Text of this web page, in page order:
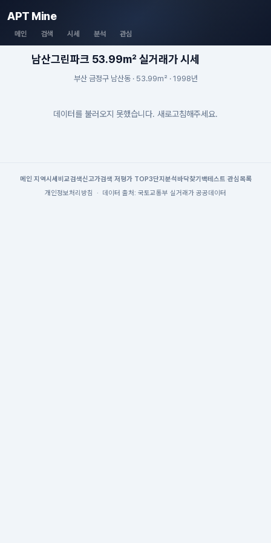
APT Mine
메인 검색 시세 분석 관심
남산그린파크 53.99m² 실거래가 시세
부산 금정구 남산동 · 53.99m² · 1998년
데이터를 불러오지 못했습니다. 새로고침해주세요.
메인| 지역시세 비교검색신고가검색 저평가 TOP3단지분석 바닥찾기 백테스트 관심목록
개인정보처리방침
· 데이터 출처: 국토교통부 실거래가 공공데이터